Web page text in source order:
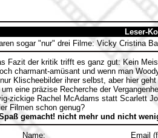
Leser-
sogar "nur" drei Filme: Vicky Cristina
Fazit der kritik trifft es ganz gut: Kein
charmant-amüsant und wenn man
Klischeebilder ihrer selbst, aber hier
eine präzise Recherche der
zickige Rachel McAdams statt Scarlett
Filmen schon genug?
gemacht! nicht mehr und nicht
Name: Email